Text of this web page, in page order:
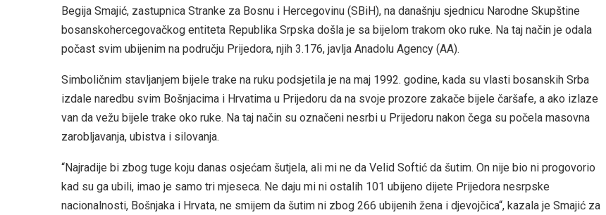
Begija Smajić, zastupnica Stranke za Bosnu i Hercegovinu (SBiH), na današnju sjednicu Narodne Skupštine
bosanskohercegovačkog entiteta Republika Srpska došla je sa bijelom trakom oko ruke. Na taj način je odala
počast svim ubijenim na području Prijedora, njih 3.176, javlja Anadolu Agency (AA).
Simboličnim stavljanjem bijele trake na ruku podsjetila je na maj 1992. godine, kada su vlasti bosanskih Srba
izdale naredbu svim Bošnjacima i Hrvatima u Prijedoru da na svoje prozore zakače bijele čaršafe, a ako izlaze
van da vežu bijele trake oko ruke. Na taj način su označeni nesrbi u Prijedoru nakon čega su počela masovna
zarobljavanja, ubistva i silovanja.
“Najradije bi zbog tuge koju danas osjećam šutjela, ali mi ne da Velid Softić da šutim. On nije bio ni progovorio
kad su ga ubili, imao je samo tri mjeseca. Ne daju mi ni ostalih 101 ubijeno dijete Prijedora nesrpske
nacionalnosti, Bošnjaka i Hrvata, ne smijem da šutim ni zbog 266 ubijenih žena i djevojčica“, kazala je Smajić za